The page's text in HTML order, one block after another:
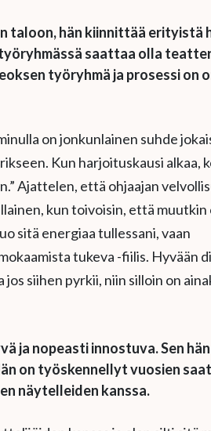
taloon, hän kiinnittää erityistä
saattaa olla
työryhmä ja prosessi on
on jonkunlainen suhde
Kun harjoituskausi alkaa,
Ajattelen, että ohjaajan
kun toivoisin, että muutkin
sitä energiaa tullessani, vaan
tukeva -fiilis. Hyvään
jos siihen pyrkii, niin silloin on
ja nopeasti innostuva. Sen
on työskennellyt vuosien
näytelleiden kanssa.